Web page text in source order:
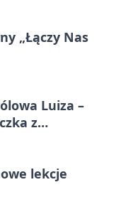
„Łączy Nas
Luiza –
z
lekcje